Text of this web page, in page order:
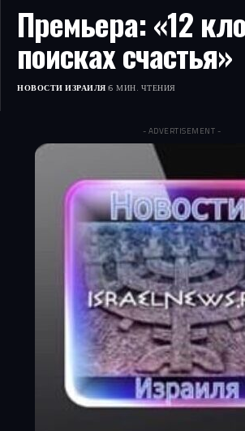
Премьера: «12
поисках счастья»
НОВОСТИ ИЗРАИЛЯ 6 МИН. ЧТЕНИЯ
- ADVERTISEMENT -